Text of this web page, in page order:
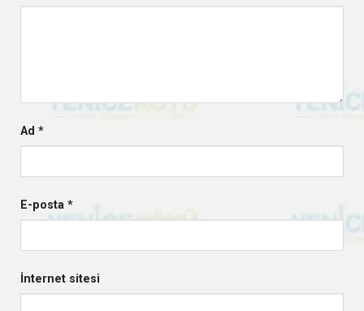
Ad *
E-posta *
İnternet sitesi